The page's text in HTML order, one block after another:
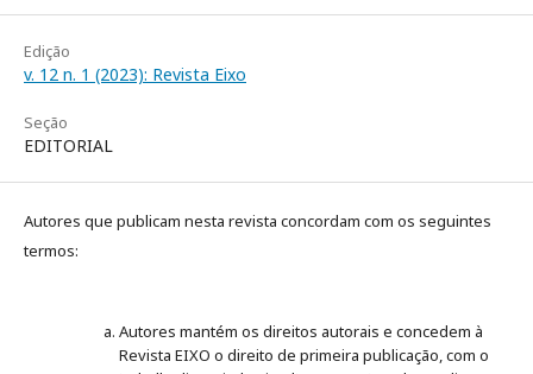
Edição
v. 12 n. 1 (2023): Revista Eixo
Seção
EDITORIAL
Autores que publicam nesta revista concordam com os seguintes
termos:
Autores mantém os direitos autorais e concedem à
Revista EIXO o direito de primeira publicação, com o